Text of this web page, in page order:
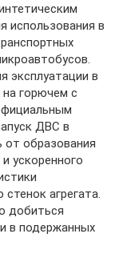
использования в
эксплуатации в
горючем с
ДВС в
образования
ускоренного
агрегата.
добиться
в подержанных